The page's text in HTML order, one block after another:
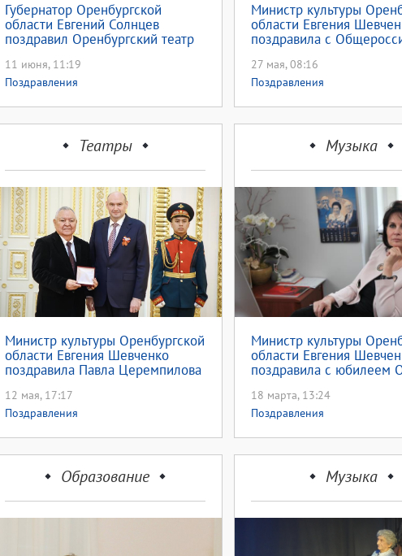
Губернатор Оренбургской
области Евгений Солнцев
поздравил Оренбургский театр
юбилеем
11 июня, 11:19
Поздравления
Министр культуры
области Евгения
поздравила с
27 мая, 08:16
Поздравления
Театры
Министр культуры Оренбургской
области Евгения Шевченко
поздравила Павла Церемпилова
12 мая, 17:17
Поздравления
Музыка
Министр культуры
области Евгения
поздравила с юбилеем
18 марта, 13:24
Поздравления
Образование Музыка